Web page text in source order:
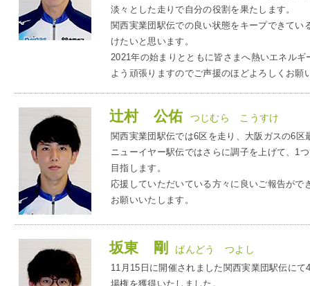
業務
IR情報
プレスリリース
淡々とした走りで自分の役割を果たします。
関西実業団駅伝での良い状態をキープできて
けたいと思います。
2021年の始まりとともに皆さまへ熱いエネル
よう頑張りますのでご声援のほどよろしくお願
辻村 公佑 つじむら こうすけ
関西実業団駅伝では6区を走り、大阪ガスの6
ニューイヤー駅伝ではさらに調子を上げて、1
目指します。
応援していただいている方々に良いご報告が
お願いいたします。
坂東 剛 ばんどう つよし
11月15日に開催されました関西実業団駅伝に
場権を獲得いたしました。